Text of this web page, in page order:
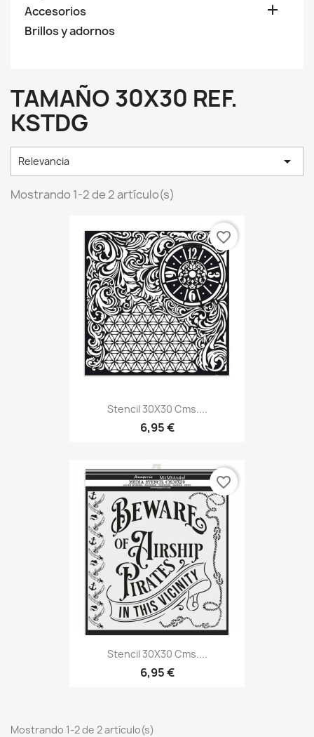
Accesorios

Brillos y adornos
TAMAÑO 30X30 REF.
KSTDG
Relevancia 
Mostrando 1-2 de 2 artículo(s)
Stencil 30X30 Cms....
6,95 €
favorite_border
Stencil 30X30 Cms....
6,95 €
favorite_border
Mostrando 1-2 de 2 artículo(s)